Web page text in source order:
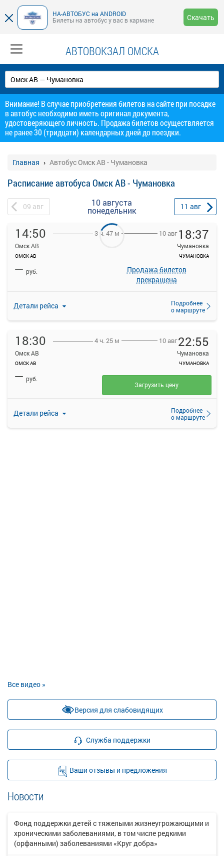
НА-АВТОБУС на ANDROID
Билеты на автобус у вас в кармане
Скачать
АВТОВОКЗАЛ ОМСКА
Внимание! В случае приобретения билетов на сайте при посадке
в автобус необходимо иметь оригинал документа,
удостоверяющего личность. Продажа билетов осуществляется
не ранее 30 (тридцати) календарных дней до поездки.
Главная Автобус Омск АВ - Чумановка
Расписание автобуса Омск АВ - Чумановка
09 авг 10 августа
понедельник 11 авг
14:50
Омск АВ
ОМСК АВ
3 ч. 47 м 10 авг 18:37
Чумановка
ЧУМАНОВКА
Детали рейса
Подробнее
о маршруте
— руб.
Продажа билетов
прекращена
18:30
Омск АВ
ОМСК АВ
4 ч. 25 м 10 авг22:55
Чумановка
ЧУМАНОВКА
Детали рейса
Подробнее
о маршруте
— руб.
Загрузить цену
Все видео »
Версия для слабовидящих
Служба поддержки
Ваши отзывы и предложения
Новости
Фонд поддержки детей с тяжелыми жизнеугрожающими и
хроническими заболеваниями, в том числе редкими
(орфанными) заболеваниями «Круг добра»